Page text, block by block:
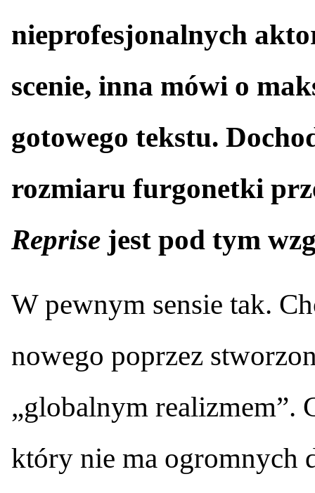
nieprofesjonalnych
scenie, inna mówi o
gotowego tekstu.
rozmiaru furgonetki
Reprise jest pod tym
W pewnym sensie tak.
nowego poprzez
„globalnym realizmem”.
który nie ma ogromnych